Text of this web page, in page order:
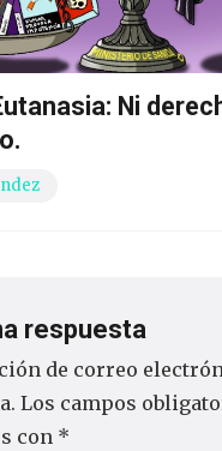
Ni
respuesta
de correo
Los campos
con *